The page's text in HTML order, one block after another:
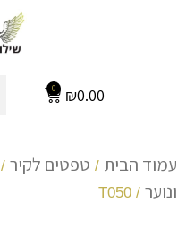
₪0.00
0
עמוד הבית / טפטים לקיר /
ונוער / T050